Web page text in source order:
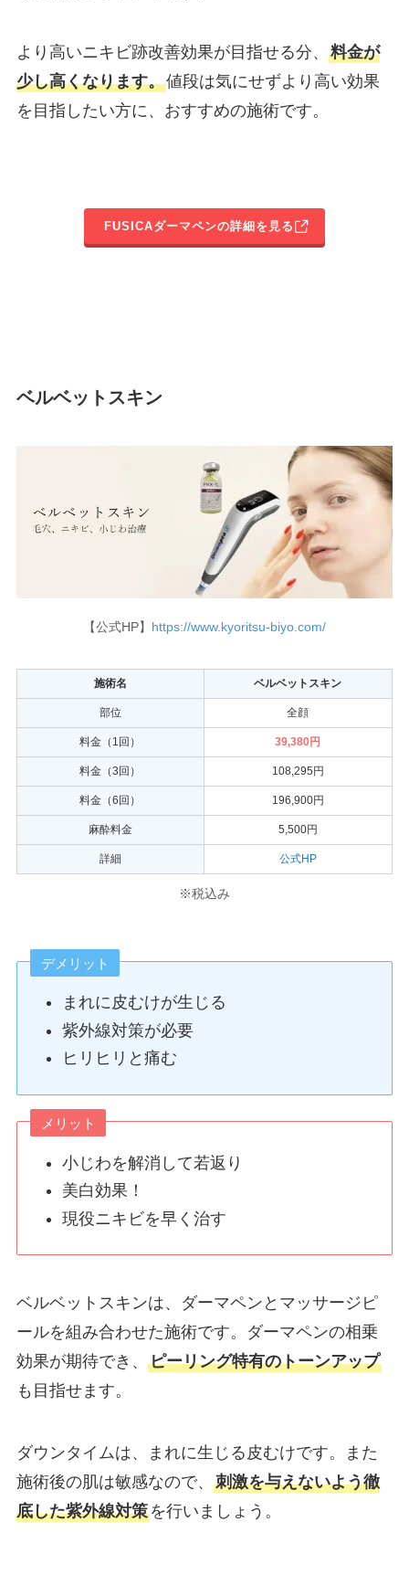
より高いニキビ跡改善効果が目指せる分、 料金が
少し高くなります。値段は気にせずより高い効果
を目指したい方に、おすすめの施術です。
FUSICAダーマペンの詳細を見る
ベルベットスキン
【公式HP】 https://www.kyoritsu-biyo.com/
施術名 ベルベットスキン
部位 全顔
料金（1回） 39,380円
料金（3回） 108,295円
料金（6回） 196,900円
麻酔料金 5,500円
詳細 公式HP
※税込み
デメリット
まれに皮むけが生じる
紫外線対策が必要
ヒリヒリと痛む
メリット
小じわを解消して若返り
美白効果！
現役ニキビを早く治す
ベルベットスキンは、ダーマペンとマッサージピ
ールを組み合わせた施術です。ダーマペンの相乗
効果が期待でき、 ピーリング特有のトーンアップ
も目指せます。
ダウンタイムは、まれに生じる皮むけです。また
施術後の肌は敏感なので、 刺激を与えないよう徹
底した紫外線対策を行いましょう。